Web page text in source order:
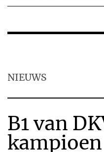
NIEUWS
B1 van
kampioen